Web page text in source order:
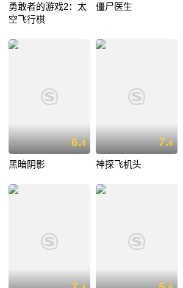
勇敢者的游戏2：太
空飞行棋
僵尸医生
6.4
黑暗阴影
7.4
神探飞机头